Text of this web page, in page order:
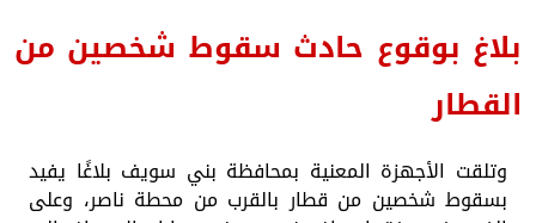
بلاغ بوقوع حادث سقوط شخصين من
القطار
وتلقت الأجهزة المعنية بمحافظة بني سويف بلاغًا يفيد
بسقوط شخصين من قطار بالقرب من محطة ناصر، وعلى